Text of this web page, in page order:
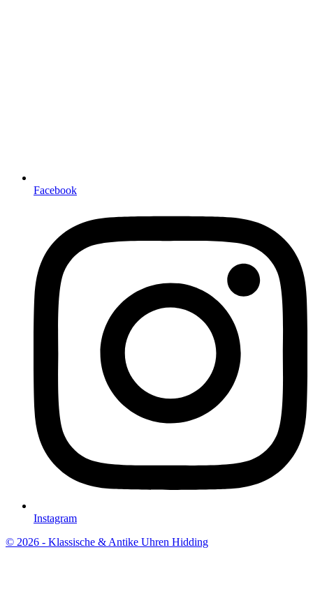
Facebook
Instagram
© 2026 - Klassische & Antike Uhren Hidding